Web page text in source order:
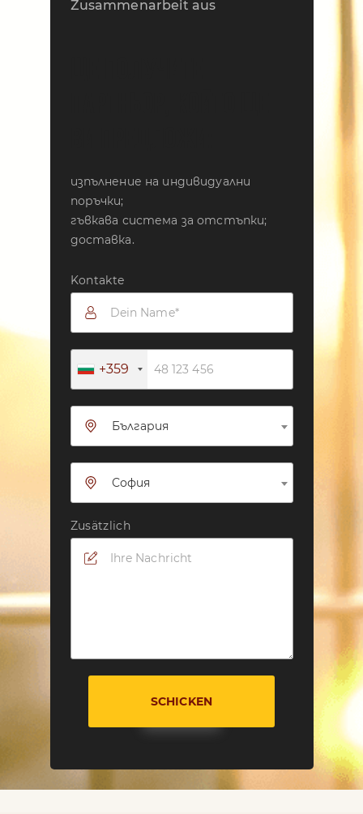
Kontakte
+359
България
София
Zusätzlich
SCHICKEN
Zusammenarbeit aus
изпълнение на индивидуални
поръчки;
гъвкава система за отстъпки;
доставка.